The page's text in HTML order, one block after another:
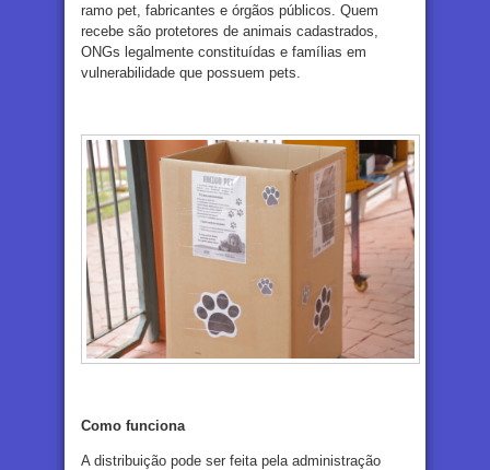
ramo pet, fabricantes e órgãos públicos. Quem
recebe são protetores de animais cadastrados,
ONGs legalmente constituídas e famílias em
vulnerabilidade que possuem pets.
Como funciona
A distribuição pode ser feita pela administração